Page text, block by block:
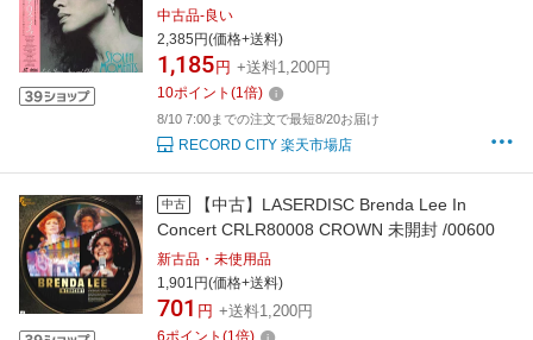
TOSHIBA EMI Japan /00600
中古品-良い
2,385円(価格+送料)
1,185 円 +送料1,200円
10ポイント (1倍)
8/10 7:00までの注文で最短8/20お届け
RECORD CITY 楽天市場店
中古
【中古】LASERDISC Brenda Lee In
Concert CRLR80008 CROWN 未開封 /00600
新古品・未使用品
1,901円(価格+送料)
701 円 +送料1,200円
6ポイント (1倍)